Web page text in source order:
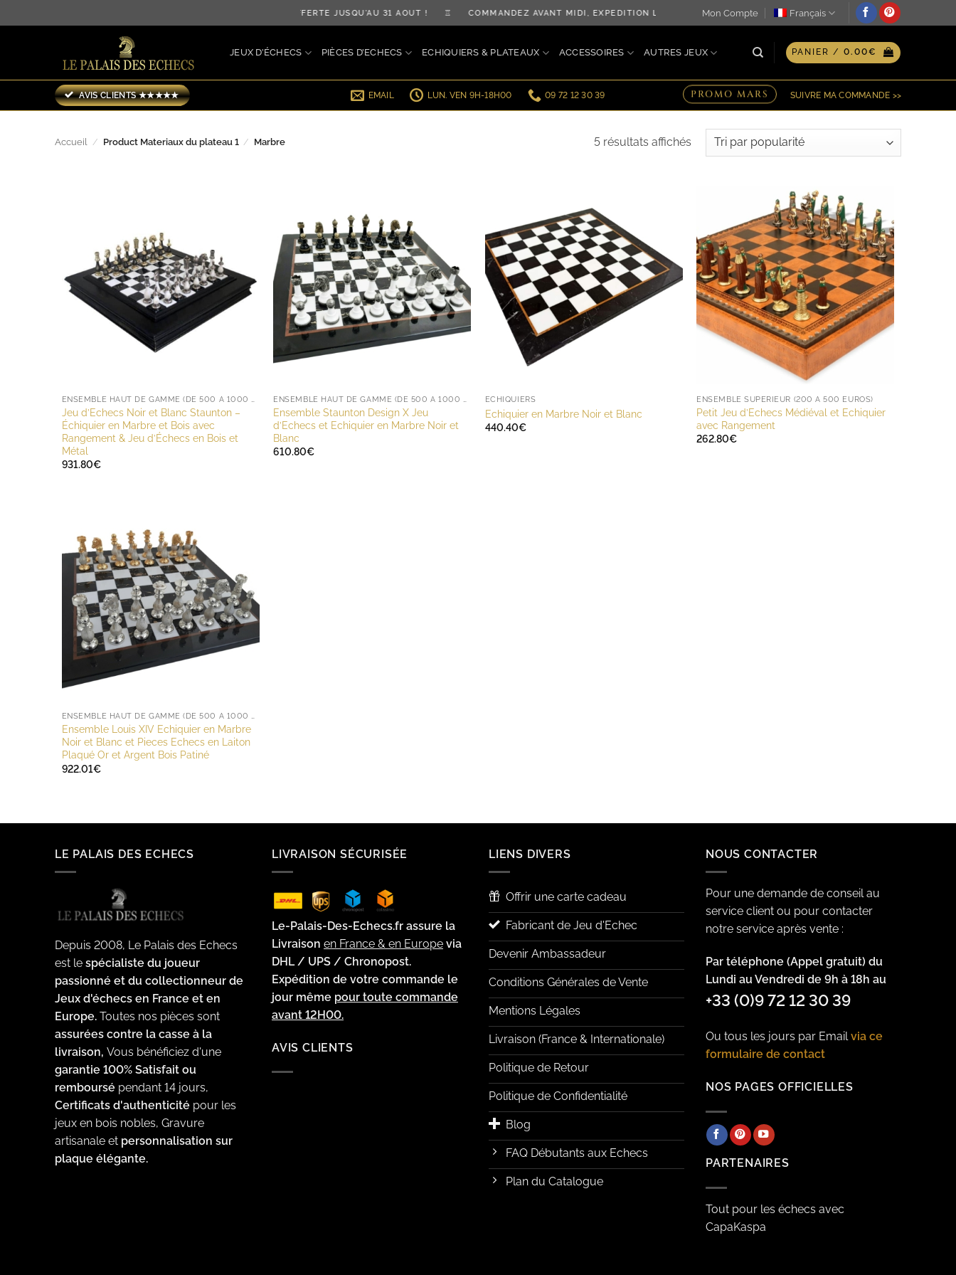
au
LIVRAISON OFFERTE JUSQU'AU 31 AOÛT ! ♖ COMMANDEZ AVANT MIDI, EXPÉDITION LE JOUR MÊME ♖ OPTION GRAVURE PERSONNALISÉE
Mon Compte Français
JEUX D’ÉCHECS PIÈCES D’ECHECS ECHIQUIERS & PLATEAUX ACCESSOIRES AUTRES JEUX PANIER / 0.00€
AVIS CLIENTS ★★★★★ EMAIL LUN. VEN 9H-18H00 09 72 12 30 39 PROMO MARS SUIVRE MA COMMANDE >>
Accueil / Product Materiaux du plateau 1 / Marbre 5 résultats affichésTrié
par
ENSEMBLE HAUT DE GAMME (DE 500 À 1000 EUROS)
Jeu d’Echecs Noir et Blanc Staunton –
Échiquier en Marbre et Bois avec
Rangement & Jeu d’Échecs en Bois et
Métal
931.80€
ENSEMBLE HAUT DE GAMME (DE 500 À 1000 EUROS)
Ensemble Staunton Design X Jeu
d’Echecs et Echiquier en Marbre Noir et
Blanc
610.80€
ECHIQUIERS
Echiquier en Marbre Noir et Blanc
440.40€
ENSEMBLE SUPÉRIEUR (200 À 500 EUROS)
Petit Jeu d’Echecs Médiéval et Echiquier
avec Rangement
262.80€
ENSEMBLE HAUT DE GAMME (DE 500 À 1000 EUROS)
Ensemble Louis XIV Echiquier en Marbre
Noir et Blanc et Pieces Echecs en Laiton
Plaqué Or et Argent Bois Patiné
922.01€
LE PALAIS DES ECHECS
Depuis 2008, Le Palais des Echecs
est le spécialiste du joueur
passionné et du collectionneur de
Jeux d'échecs en France et en
Europe. Toutes nos pièces sont
assurées contre la casse à la
livraison, Vous bénéficiez d'une
garantie 100% Satisfait ou
remboursé pendant 14 jours,
Certificats d'authenticité pour les
jeux en bois nobles, Gravure
artisanale et personnalisation sur
plaque élégante.
LIVRAISON SÉCURISÉE
Le-Palais-Des-Echecs.fr assure la
Livraison en France & en Europe via
DHL / UPS / Chronopost.
Expédition de votre commande le
jour même pour toute commande
avant 12H00.
AVIS CLIENTS
LIENS DIVERS
Offrir une carte cadeau
Fabricant de Jeu d'Echec
Devenir Ambassadeur
Conditions Générales de Vente
Mentions Légales
Livraison (France & Internationale)
Politique de Retour
Politique de Confidentialité
Blog
FAQ Débutants aux Echecs
Plan du Catalogue
NOUS CONTACTER
Pour une demande de conseil au
service client ou pour contacter
notre service après vente :
Par téléphone (Appel gratuit) du
Lundi au Vendredi de 9h à 18h au
+33 (0)9 72 12 30 39
Ou tous les jours par Emailvia ce
formulaire de contact
NOS PAGES OFFICIELLES
PARTENAIRES
Tout pour les échecs avec
CapaKaspa